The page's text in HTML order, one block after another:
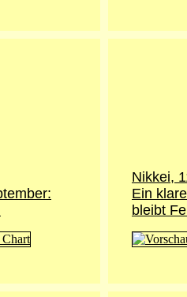
Nikkei,
Ein
bleibt